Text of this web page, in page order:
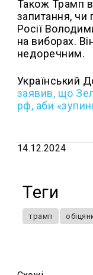
Також Трамп
запитання, чи
Росії
на виборах.
недоречним.
Український
заявив, що
рф, аби
14.12.2024
Теги
трамп